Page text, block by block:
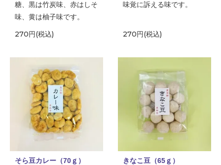
糖、黒は竹炭味、赤はしそ
味、黄は柚子味です。
270円(税込)
味覚に訴える味です。
270円(税込)
そら豆カレー（70ｇ）
きなこ豆（65ｇ）